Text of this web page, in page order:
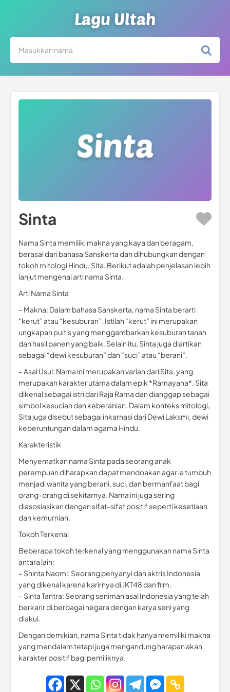
Lagu Ultah
Sinta
Nama Sinta memiliki makna yang kaya dan beragam,
berasal dari bahasa Sanskerta dan dihubungkan dengan
tokoh mitologi Hindu, Sita. Berikut adalah penjelasan lebih
lanjut mengenai arti nama Sinta.
Arti Nama Sinta
– Makna: Dalam bahasa Sanskerta, nama Sinta berarti
“kerut” atau “kesuburan”. Istilah “kerut” ini merupakan
ungkapan puitis yang menggambarkan kesuburan tanah
dan hasil panen yang baik. Selain itu, Sinta juga diartikan
sebagai “dewi kesuburan” dan “suci” atau “berani”.
– Asal Usul: Nama ini merupakan varian dari Sita, yang
merupakan karakter utama dalam epik *Ramayana*. Sita
dikenal sebagai istri dari Raja Rama dan dianggap sebagai
simbol kesucian dan keberanian. Dalam konteks mitologi,
Sita juga disebut sebagai inkarnasi dari Dewi Laksmi, dewi
keberuntungan dalam agama Hindu.
Karakteristik
Menyematkan nama Sinta pada seorang anak
perempuan diharapkan dapat mendoakan agar ia tumbuh
menjadi wanita yang berani, suci, dan bermanfaat bagi
orang-orang di sekitarnya. Nama ini juga sering
diasosiasikan dengan sifat-sifat positif seperti kesetiaan
dan kemurnian.
Tokoh Terkenal
Beberapa tokoh terkenal yang menggunakan nama Sinta
antara lain:
– Shinta Naomi: Seorang penyanyi dan aktris Indonesia
yang dikenal karena karirnya di JKT48 dan film.
– Sinta Tantra: Seorang seniman asal Indonesia yang telah
berkarir di berbagai negara dengan karya seni yang
diakui.
Dengan demikian, nama Sinta tidak hanya memiliki makna
yang mendalam tetapi juga mengandung harapan akan
karakter positif bagi pemiliknya.